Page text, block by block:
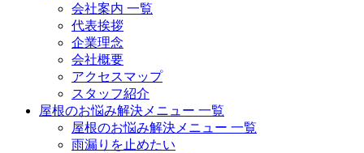
会社案内 一覧
代表挨拶
企業理念
会社概要
アクセスマップ
スタッフ紹介
屋根のお悩み解決メニュー 一覧
屋根のお悩み解決メニュー 一覧
雨漏りを止めたい